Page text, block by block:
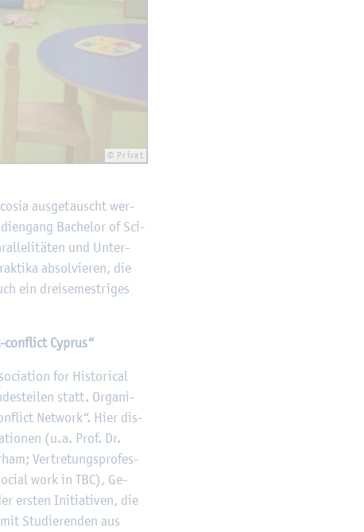
© Pri­vat
aus­ge­tauscht wer­
Ba­che­lor of Sci­
und Un­ter­
ab­sol­vie­ren, die
ein drei­se­mest­ri­ges
con­flict Cy­prus“
for His­to­ri­cal
statt. Or­ga­ni­
Net­work“. Hier dis­
(u.a. Prof. Dr.
Ver­tre­tungs­pro­fes­
work in TBC), Ge­
ers­ten In­itia­ti­ven, die
Stu­die­ren­den aus